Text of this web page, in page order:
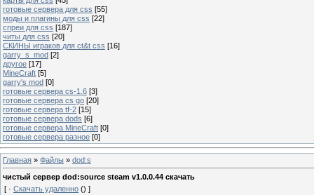
готовые сервера для css [55]
моды и плагины для css [22]
спреи для css [187]
читы для css [20]
СКИНЫ играков для ct&t css [16]
garry_s_mod [2]
другое [17]
MineCraft [5]
garry's mod [0]
готовые сервера cs-1.6 [3]
готовые сервера cs go [20]
готовые сервера tf-2 [15]
готовые сервера dods [6]
готовые сервера MineCraft [0]
готовые сервера разное [0]
Главная » Файлы » dod:s
чистый сервер dod:source steam v1.0.0.44 скачать
[ · Скачать удаленно () ]